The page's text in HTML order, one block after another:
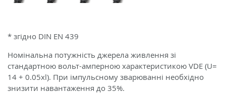
* згідно DIN EN 439
Номінальна потужність джерела живлення зі
стандартною вольт-амперною характеристикою VDE (U=
14 + 0.05xl). При імпульсному зварюванні необхідно
знизити навантаження до 35%.